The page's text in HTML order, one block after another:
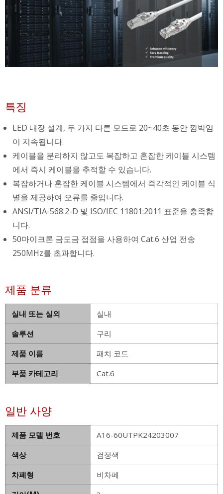
특징
LED 내장 설계, 두 가지 다른 모드로 20~40초 동안 깜박임
이 지속됩니다.
케이블을 분리하지 않고도 복잡하고 혼잡한 케이블 시스템
에서 즉시 케이블을 추적할 수 있습니다.
복잡하거나 혼잡한 케이블 시스템에서 즉각적인 케이블 식
별을 제공하여 오류를 줄입니다.
ANSI/TIA-568.2-D 및 ISO/IEC 11801:2011 표준을 충족합
니다.
50마이크론 금도금 접점을 사용하여 Cat.6 산업 전송
250MHz를 초과합니다.
제품 분류
실내 또는 실외
실내
솔루션
구리
제품 이름
패치 코드
부품 카테고리
Cat.6
일반 사양
제품 모델 번호
A16-60UTPK24203007
색상
검정색
차폐형
비차폐